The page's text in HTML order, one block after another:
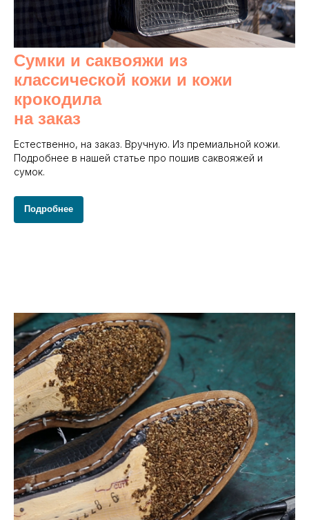
Сумки и саквояжи из
классической кожи и кожи
крокодила
на заказ
Естественно, на заказ. Вручную. Из премиальной кожи.
Подробнее в нашей статье про пошив саквояжей и
сумок.
Подробнее